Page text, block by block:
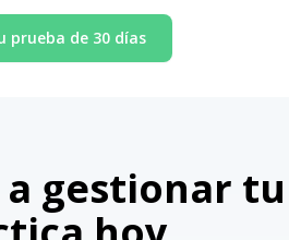
prueba de 30 días
a gestionar tu